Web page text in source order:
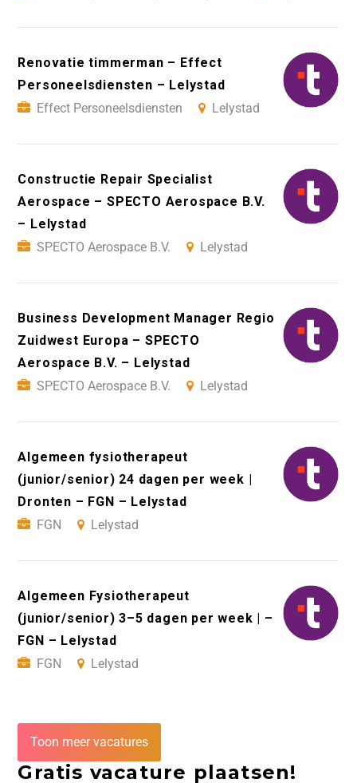
Renovatie timmerman – Effect
Personeelsdiensten – Lelystad
Effect Personeelsdiensten
Lelystad
Constructie Repair Specialist
Aerospace – SPECTO Aerospace B.V.
– Lelystad
SPECTO Aerospace B.V.
Lelystad
Business Development Manager Regio
Zuidwest Europa – SPECTO
Aerospace B.V. – Lelystad
SPECTO Aerospace B.V.
Lelystad
Algemeen fysiotherapeut
(junior/senior) 24 dagen per week |
Dronten – FGN – Lelystad
FGN
Lelystad
Algemeen Fysiotherapeut
(junior/senior) 3–5 dagen per week | –
FGN – Lelystad
FGN
Lelystad
Toon meer vacatures
Gratis vacature plaatsen!